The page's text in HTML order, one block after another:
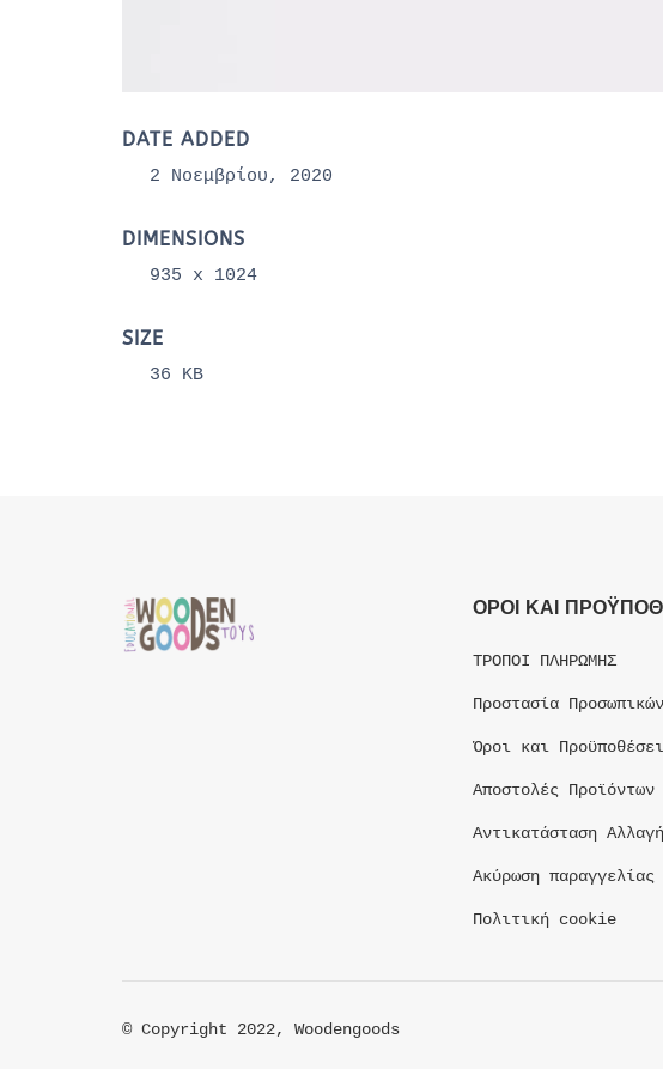
DATE ADDED
2 Νοεμβρίου, 2020
DIMENSIONS
935 x 1024
SIZE
36 KB
ΟΡΟΙ ΚΑΙ
ΤΡΟΠΟΙ ΠΛΗΡΩΜΗΣ
Προστασία
Όροι και
Αποστολές Προϊόντων
Αντικατάσταση
Ακύρωση παραγγελίας
Πολιτική cookie
© Copyright 2022, Woodengoods